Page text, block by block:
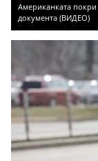
Американката
документа (ВИДЕО)